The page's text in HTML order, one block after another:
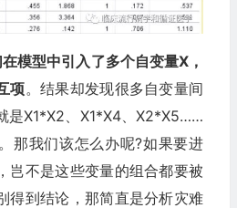
模型中引入了多个自变量X，
项。结果却发现很多自变量间
是X1*X2、X1*X4、X2*X5……
那我们该怎么办呢?如果要进
岂不是这些变量的组合都要被
得到结论，那简直是分析灾难